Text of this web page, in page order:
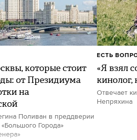
которые стоит
от Президиума
на
Поливан в преддверии
Города»
«Я взял
кинолог,
Отвечает
Непряхина
ЕСТЬ